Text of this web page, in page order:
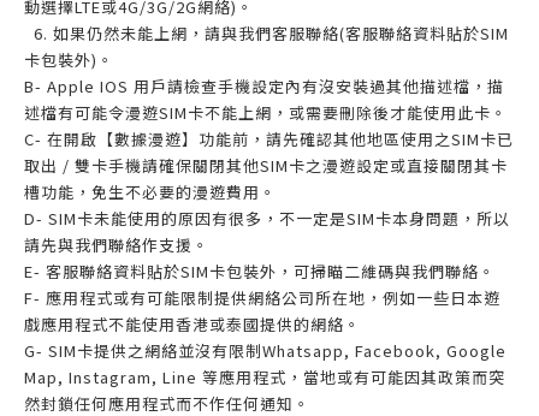
動選擇LTE或4G/3G/2G網絡)。
6. 如果仍然未能上網，請與我們客服聯絡(客服聯絡資料貼於SIM
卡包裝外)。
B- Apple IOS 用戶請檢查手機設定內有沒安裝過其他描述檔，描
述檔有可能令漫遊SIM卡不能上網，或需要刪除後才能使用此卡。
C- 在開啟【數據漫遊】功能前，請先確認其他地區使用之SIM卡已
取出 / 雙卡手機請確保關閉其他SIM卡之漫遊設定或直接關閉其卡
槽功能，免生不必要的漫遊費用。
D- SIM卡未能使用的原因有很多，不一定是SIM卡本身問題，所以
請先與我們聯絡作支援。
E- 客服聯絡資料貼於SIM卡包裝外，可掃瞄二維碼與我們聯絡。
F- 應用程式或有可能限制提供網絡公司所在地，例如一些日本遊
戲應用程式不能使用香港或泰國提供的網絡。
G- SIM卡提供之網絡並沒有限制Whatsapp, Facebook, Google
Map, Instagram, Line 等應用程式，當地或有可能因其政策而突
然封鎖任何應用程式而不作任何通知。